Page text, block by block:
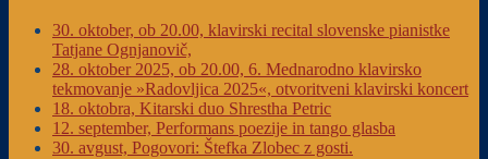
30. oktober, ob 20.00, klavirski recital slovenske pianistke
Tatjane Ognjanovič,
28. oktober 2025, ob 20.00, 6. Mednarodno klavirsko
tekmovanje »Radovljica 2025«, otvoritveni klavirski koncert
18. oktobra, Kitarski duo Shrestha Petric
12. september, Performans poezije in tango glasba
30. avgust, Pogovori: Štefka Zlobec z gosti.